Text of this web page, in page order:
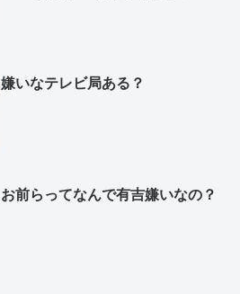
嫌いなテレビ局ある？
お前らってなんで有吉嫌いなの？